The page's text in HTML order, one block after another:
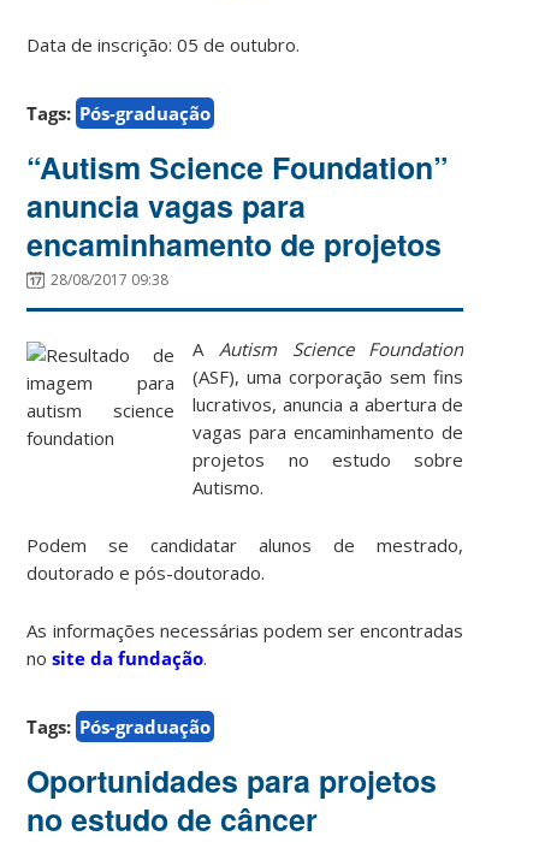
Data de inscrição: 05 de outubro.
Tags: Pós-graduação
“Autism Science Foundation”
anuncia vagas para
encaminhamento de projetos
28/08/2017 09:38
A Autism Science Foundation
(ASF), uma corporação sem fins
lucrativos, anuncia a abertura de
vagas para encaminhamento de
projetos no estudo sobre
Autismo.
Podem se candidatar alunos de mestrado,
doutorado e pós-doutorado.
As informações necessárias podem ser encontradas
nosite da fundação.
Tags: Pós-graduação
Oportunidades para projetos
no estudo de câncer